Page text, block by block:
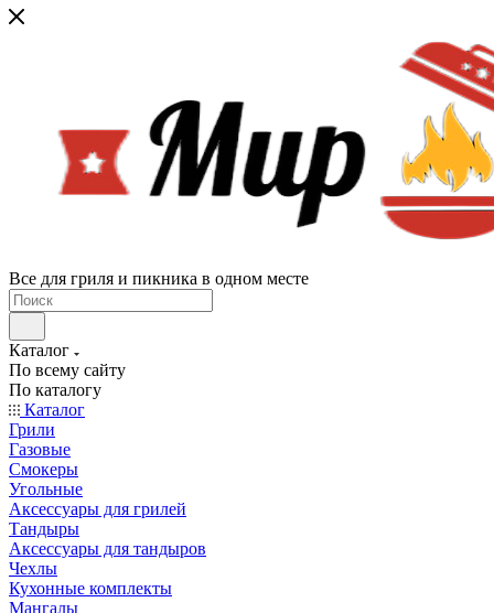
Все для гриля и пикника в одном месте
Каталог
По всему сайту
По каталогу
Каталог
Грили
Газовые
Смокеры
Угольные
Аксессуары для грилей
Тандыры
Аксессуары для тандыров
Чехлы
Кухонные комплекты
Мангалы